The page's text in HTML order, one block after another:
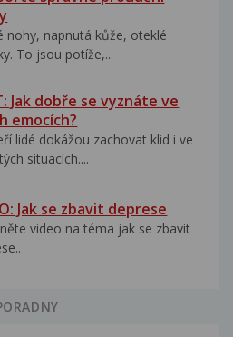
nohy, napnutá kůže, oteklé
To jsou potíže,...
Jak dobře se vyznáte ve
emocích?
lidé dokážou zachovat klid i ve
situacích....
Jak se zbavit deprese
video na téma jak se zbavit